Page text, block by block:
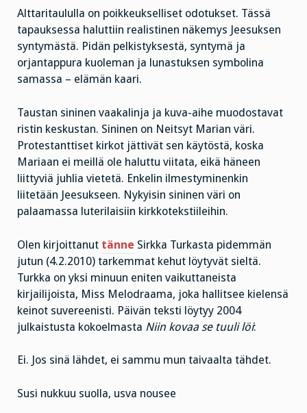
Alttaritaululla on poikkeukselliset odotukset. Tässä
tapauksessa haluttiin realistinen näkemys Jeesuksen
syntymästä. Pidän pelkistyksestä, syntymä ja
orjantappura kuoleman ja lunastuksen symbolina
samassa – elämän kaari.
Taustan sininen vaakalinja ja kuva-aihe muodostavat
ristin keskustan. Sininen on Neitsyt Marian väri.
Protestanttiset kirkot jättivät sen käytöstä, koska
Mariaan ei meillä ole haluttu viitata, eikä häneen
liittyviä juhlia vietetä. Enkelin ilmestyminenkin
liitetään Jeesukseen. Nykyisin sininen väri on
palaamassa luterilaisiin kirkkotekstiileihin.
Olen kirjoittanut tänne Sirkka Turkasta pidemmän
jutun (4.2.2010) tarkemmat kehut löytyvät sieltä.
Turkka on yksi minuun eniten vaikuttaneista
kirjailijoista, Miss Melodraama, joka hallitsee kielensä
keinot suvereenisti. Päivän teksti löytyy 2004
julkaistusta kokoelmasta Niin kovaa se tuuli löi:
Ei. Jos sinä lähdet, ei sammu mun taivaalta tähdet.
Susi nukkuu suolla, usva nousee